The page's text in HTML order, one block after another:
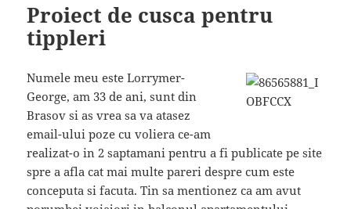
Proiect de cusca pentru
tippleri
Numele meu este Lorrymer-
George, am 33 de ani, sunt din
Brasov si as vrea sa va atasez
email-ului poze cu voliera ce-am
realizat-o in 2 saptamani pentru a fi publicate pe site
spre a afla cat mai multe pareri despre cum este
conceputa si facuta. Tin sa mentionez ca am avut